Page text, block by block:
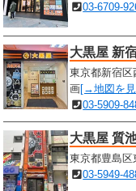
03-6709-
大黒屋 新
東京都新宿区
画[→地図を
03-5909-
大黒屋 質
東京都豊島区
03-5949-